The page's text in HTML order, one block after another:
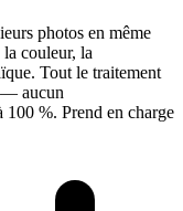
photos en même
couleur, la
Tout le traitement
— aucun
100 %. Prend en charge